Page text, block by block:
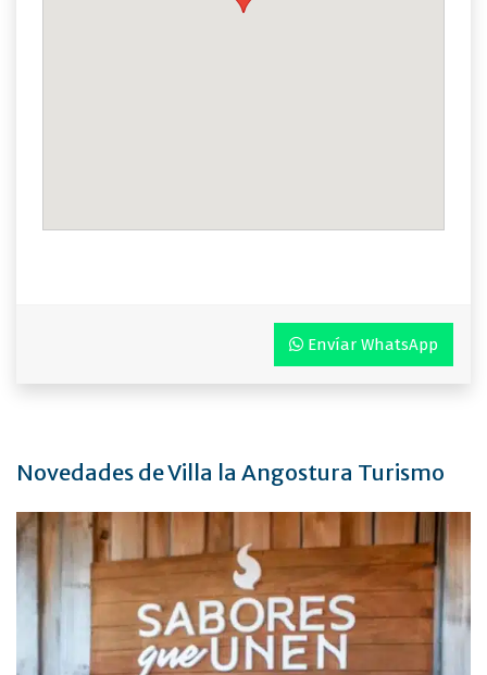
Envíar WhatsApp
Novedades de Villa la Angostura Turismo